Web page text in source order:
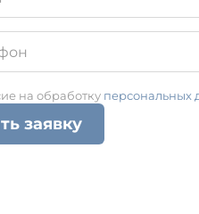
на обработку персональных
заявку